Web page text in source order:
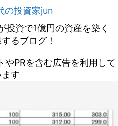
の投資家jun
投資で1億円の資産を築く
るブログ！
やPRを含む広告を利用して
ます